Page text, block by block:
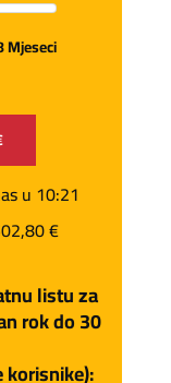
Mjeseci
u 10:21
€
listu za
rok do 30
korisnike):